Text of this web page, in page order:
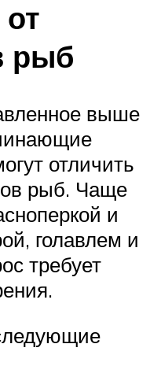
рыб
выше
отличить
рыб. Чаще
и
голавлем и
требует